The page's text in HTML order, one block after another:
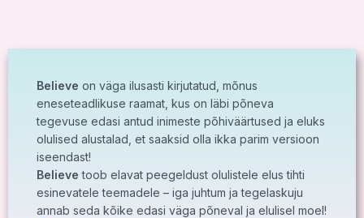
Believe on väga ilusasti kirjutatud, mõnus
eneseteadlikuse raamat, kus on läbi põneva
tegevuse edasi antud inimeste põhiväärtused ja eluks
olulised alustalad, et saaksid olla ikka parim versioon
iseendast!
Believetoob elavat peegeldust olulistele elus tihti
esinevatele teemadele – iga juhtum ja tegelaskuju
annab seda kõike edasi väga põneval ja elulisel moel!